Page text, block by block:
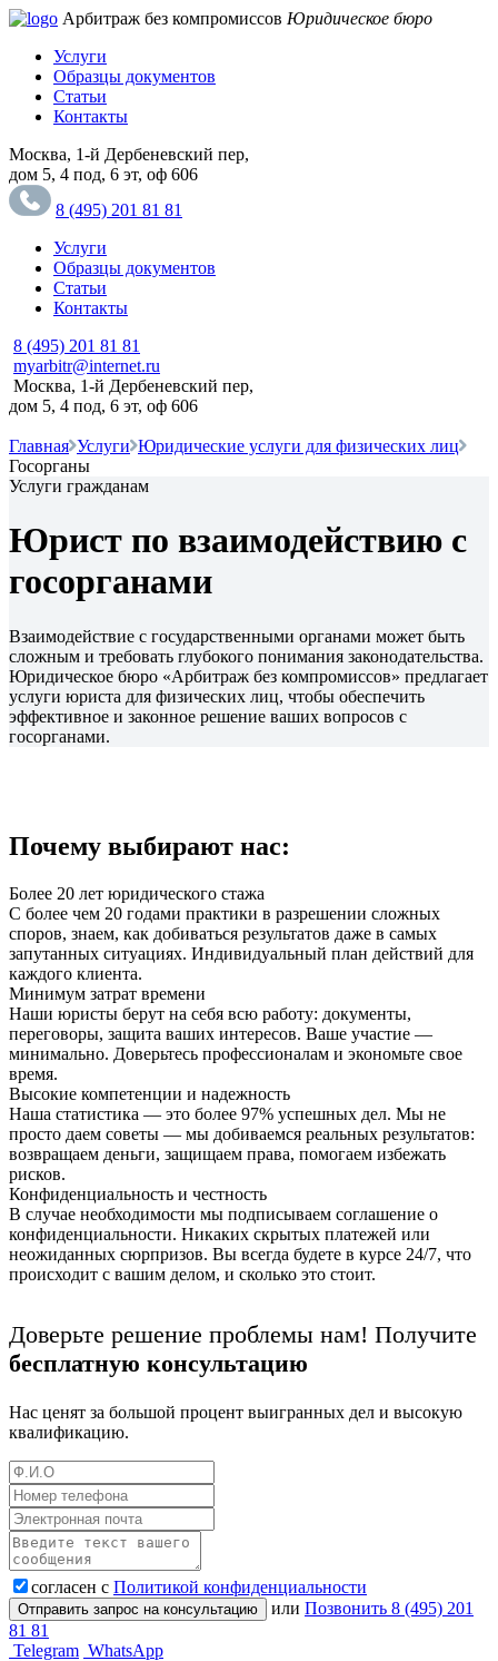
Арбитраж без компромиссов Юридическое бюро
Услуги
Образцы документов
Статьи
Контакты
Москва, 1-й Дербеневский пер,
дом 5, 4 под, 6 эт, оф 606
8 (495) 201 81 81
Услуги
Образцы документов
Статьи
Контакты
8 (495) 201 81 81
myarbitr@internet.ru
Москва, 1-й Дербеневский пер,
дом 5, 4 под, 6 эт, оф 606
Главная Услуги Юридические услуги для физических лиц
Госорганы
Услуги гражданам
Юрист по взаимодействию с
госорганами
Взаимодействие с государственными органами может быть
сложным и требовать глубокого понимания законодательства.
Юридическое бюро «Арбитраж без компромиссов» предлагает
услуги юриста для физических лиц, чтобы обеспечить
эффективное и законное решение ваших вопросов с
госорганами.
Почему выбирают нас:
Более 20 лет юридического стажа
С более чем 20 годами практики в разрешении сложных
споров, знаем, как добиваться результатов даже в самых
запутанных ситуациях. Индивидуальный план действий для
каждого клиента.
Минимум затрат времени
Наши юристы берут на себя всю работу: документы,
переговоры, защита ваших интересов. Ваше участие —
минимально. Доверьтесь профессионалам и экономьте свое
время.
Высокие компетенции и надежность
Наша статистика — это более 97% успешных дел. Мы не
просто даем советы — мы добиваемся реальных результатов:
возвращаем деньги, защищаем права, помогаем избежать
рисков.
Конфиденциальность и честность
В случае необходимости мы подписываем соглашение о
конфиденциальности. Никаких скрытых платежей или
неожиданных сюрпризов. Вы всегда будете в курсе 24/7, что
происходит с вашим делом, и сколько это стоит.
Доверьте решение проблемы нам! Получите
бесплатную консультацию
Нас ценят за большой процент выигранных дел и высокую
квалификацию.
согласен с Политикой конфиденциальности
или Позвонить 8 (495) 201
81 81
Telegram WhatsApp